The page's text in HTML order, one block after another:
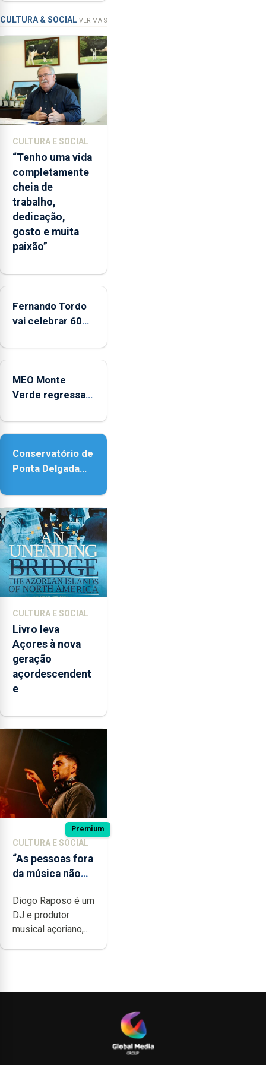
a
apanha
ilegal
lapas
2022
e
2026.
ilha
das
Flores
apresenta
um
“decréscimo
significativo”
da
entre
e
2025
novos
instrumentos
CULTURA & SOCIAL VER MAIS
CULTURA E SOCIAL
“Tenho uma vida
completamente
cheia de
trabalho,
dedicação,
gosto e muita
paixão”
Fernando Tordo
vai celebrar 60
no Coliseu
MEO Monte
Verde regressa
acessibilidade
Conservatório de
Ponta Delgada
novos
instrumentos
CULTURA E SOCIAL
Livro leva
Açores à nova
geração
açordescendent
e
Premium
CULTURA E SOCIAL
“As pessoas fora
da música não
quão difícil é
produzir uma
música”
Diogo Raposo é um
DJ e produtor
musical açoriano,...